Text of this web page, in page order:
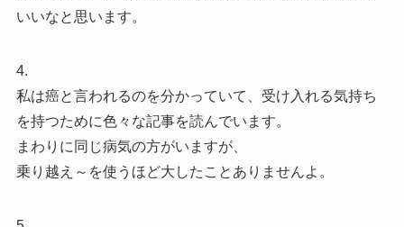
いいなと思います。
4.
私は癌と言われるのを分かっていて、受け入れる気持ち
を持つために色々な記事を読んでいます。
まわりに同じ病気の方がいますが、
乗り越え～を使うほど大したことありませんよ。